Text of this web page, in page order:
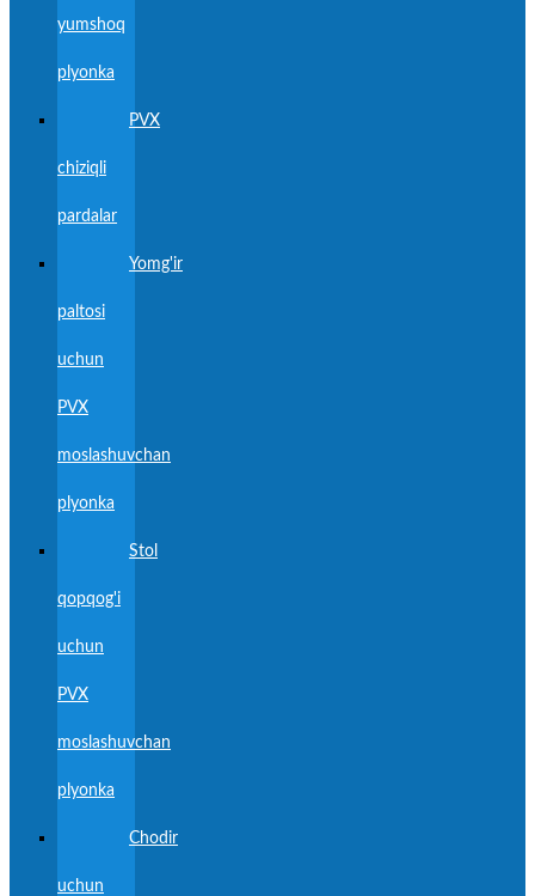
yumshoq
plyonka
PVX
chiziqli
pardalar
Yomg'ir
paltosi
uchun
PVX
moslashuvchan
plyonka
Stol
qopqog'i
uchun
PVX
moslashuvchan
plyonka
Chodir
uchun